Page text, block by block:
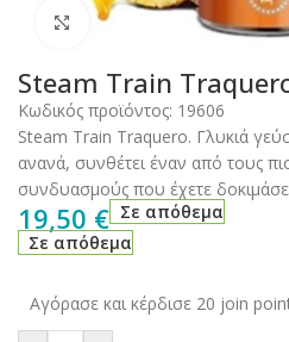
Click to enlarge
Steam Train
Κωδικός προϊόντος: 19606
Steam Train Traquero. Γλυκιά
ανανά, συνθέτει έναν από τους
συνδυασμούς που έχετε
19,50 € Σε απόθεμα
Σε απόθεμα
Αγόρασε και κέρδισε 20 join